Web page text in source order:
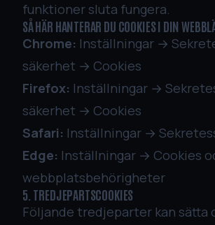
funktioner sluta fungera.
SÅ HÄR HANTERAR DU COOKIES I DIN
Chrome: Inställningar →
säkerhet → Cookies
Firefox: Inställningar →
säkerhet → Cookies
Safari: Inställningar →
Edge: Inställningar → Cookies
webbplatsbehörigheter
5. TREDJEPARTSCOOKIES
Följande tredjeparter kan sätta